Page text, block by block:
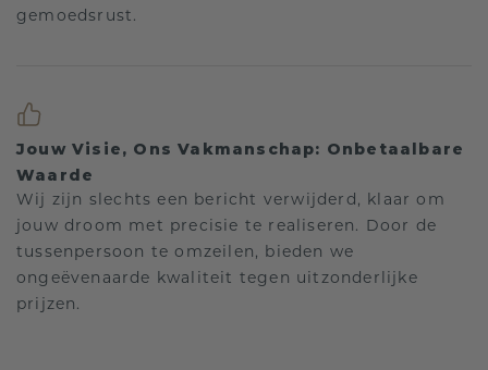
gemoedsrust.
Jouw Visie, Ons Vakmanschap: Onbetaalbare
Waarde
Wij zijn slechts een bericht verwijderd, klaar om
jouw droom met precisie te realiseren. Door de
tussenpersoon te omzeilen, bieden we
ongeëvenaarde kwaliteit tegen uitzonderlijke
prijzen.